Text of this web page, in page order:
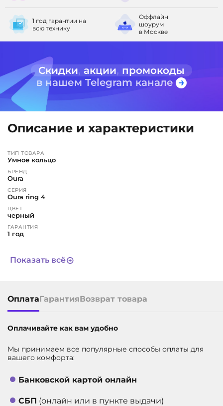
1 год гарантии на
всю технику
Оффлайн
шоурум
в Москве
Скидки, акции, промокоды
в нашем Telegram канале
Описание и характеристики
ТИП ТОВАРА
Умное кольцо
БРЕНД
Oura
СЕРИЯ
Oura ring 4
ЦВЕТ
черный
ГАРАНТИЯ
1 год
АРТИКУЛ
Показать всё
ОплатаГарантияВозврат товара
Оплачивайте как вам удобно
Мы принимаем все популярные способы оплаты для
вашего комфорта:
Банковской картой онлайн
СБП (онлайн или в пункте выдачи)